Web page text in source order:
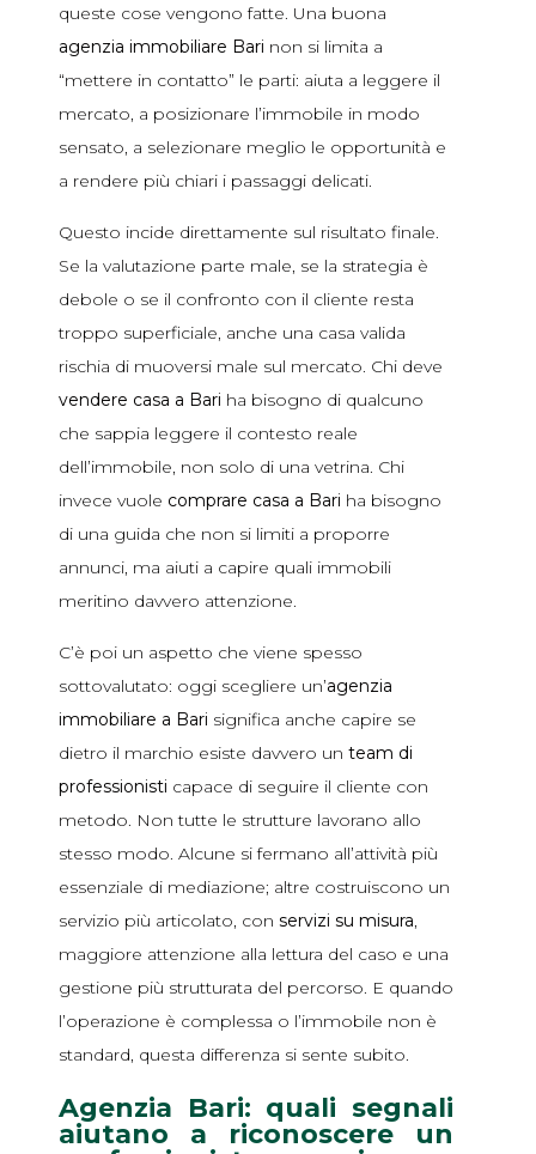
queste cose vengono fatte. Una buona
agenzia immobiliare Bari non si limita a
“mettere in contatto” le parti: aiuta a leggere il
mercato, a posizionare l’immobile in modo
sensato, a selezionare meglio le opportunità e
a rendere più chiari i passaggi delicati.
Questo incide direttamente sul risultato finale.
Se la valutazione parte male, se la strategia è
debole o se il confronto con il cliente resta
troppo superficiale, anche una casa valida
rischia di muoversi male sul mercato. Chi deve
vendere casa a Bari ha bisogno di qualcuno
che sappia leggere il contesto reale
dell’immobile, non solo di una vetrina. Chi
invece vuole comprare casa a Bari ha bisogno
di una guida che non si limiti a proporre
annunci, ma aiuti a capire quali immobili
meritino davvero attenzione.
C’è poi un aspetto che viene spesso
sottovalutato: oggi scegliere un’agenzia
immobiliare a Bari significa anche capire se
dietro il marchio esiste davvero un team di
professionisti capace di seguire il cliente con
metodo. Non tutte le strutture lavorano allo
stesso modo. Alcune si fermano all’attività più
essenziale di mediazione; altre costruiscono un
servizio più articolato, con servizi su misura
maggiore attenzione alla lettura del caso e una
gestione più strutturata del percorso. E quando
l’operazione è complessa o l’immobile non è
standard, questa differenza si sente subito.
Agenzia Bari: quali segnali
aiutano a riconoscere un